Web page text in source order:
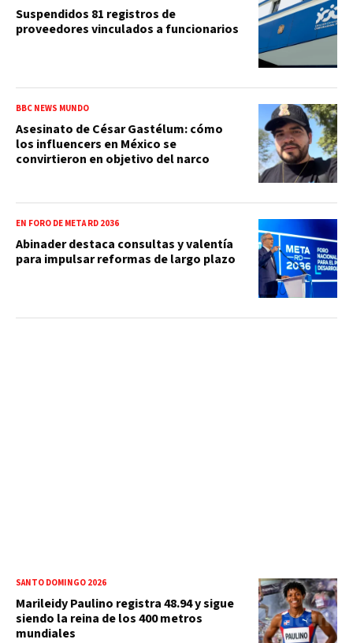
Suspendidos 81 registros de
proveedores vinculados a funcionarios
BBC NEWS MUNDO
Asesinato de César Gastélum: cómo
los influencers en México se
convirtieron en objetivo del narco
EN FORO DE META RD 2036
Abinader destaca consultas y valentía
para impulsar reformas de largo plazo
SANTO DOMINGO 2026
Marileidy Paulino registra 48.94 y sigue
siendo la reina de los 400 metros
mundiales